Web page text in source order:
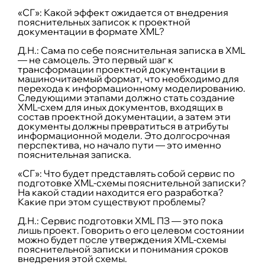
«СГ»: Какой эффект ожидается от внедрения
пояснительных записок к проектной
документации в формате XML?
Д.Н.: Сама по себе пояснительная записка в XML
— не самоцель. Это первый шаг к
трансформации проектной документации в
машиночитаемый формат, что необходимо для
перехода к информационному моделированию.
Следующими этапами должно стать создание
XML-схем для иных документов, входящих в
состав проектной документации, а затем эти
документы должны превратиться в атрибуты
информационной модели. Это долгосрочная
перспектива, но начало пути — это именно
пояснительная записка.
«СГ»: Что будет представлять собой сервис по
подготовке XML-схемы пояснительной записки?
На какой стадии находится его разработка?
Какие при этом существуют проблемы?
Д.Н.: Сервис подготовки XML ПЗ — это пока
лишь проект. Говорить о его целевом состоянии
можно будет после утверждения XML-схемы
пояснительной записки и понимания сроков
внедрения этой схемы.